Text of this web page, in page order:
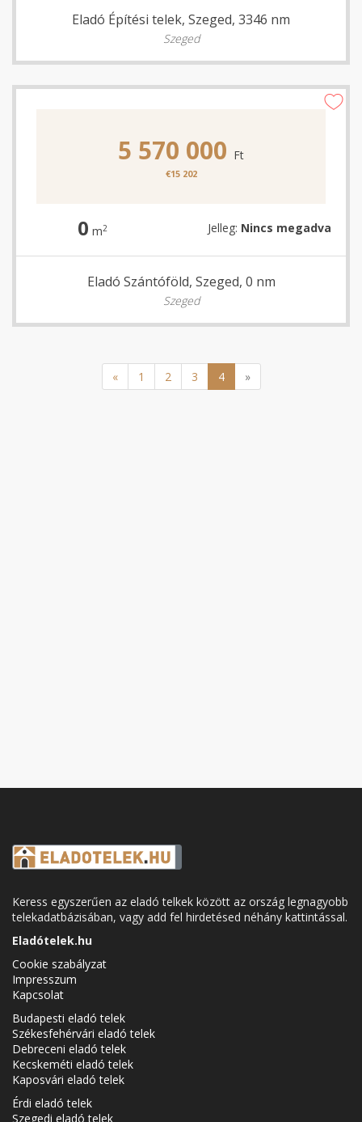
Eladó Építési telek, Szeged, 3346 nm
Szeged
5 570 000 Ft
€15 202
0 m2 Jelleg: Nincs megadva
Eladó Szántóföld, Szeged, 0 nm
Szeged
« 1 2 3 4 »
Keress egyszerűen az eladó telkek között az ország legnagyobb
telekadatbázisában, vagy add fel hirdetésed néhány kattintással.
Eladótelek.hu
Cookie szabályzat
Impresszum
Kapcsolat
Budapesti eladó telek
Székesfehérvári eladó telek
Debreceni eladó telek
Kecskeméti eladó telek
Kaposvári eladó telek
Érdi eladó telek
Szegedi eladó telek